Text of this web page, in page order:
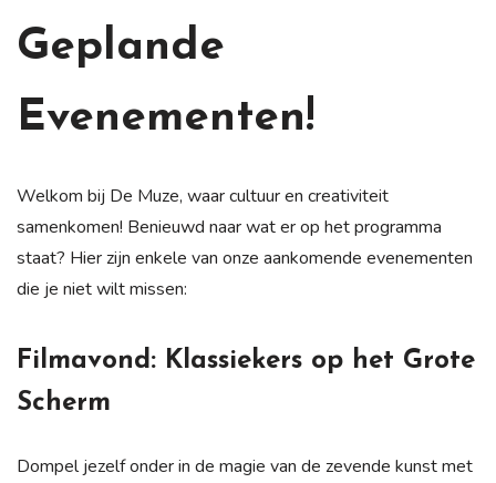
Geplande
Evenementen!
Welkom bij De Muze, waar cultuur en creativiteit
samenkomen! Benieuwd naar wat er op het programma
staat? Hier zijn enkele van onze aankomende evenementen
die je niet wilt missen:
Filmavond: Klassiekers op het Grote
Scherm
Dompel jezelf onder in de magie van de zevende kunst met